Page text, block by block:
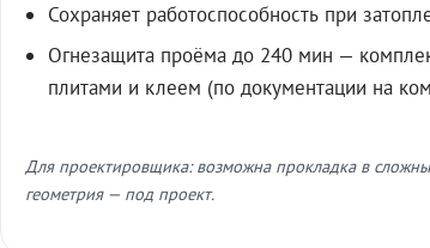
Сохраняет работоспособность при
Огнезащита проёма до 240 мин —
плитами и клеем (по документации на
Для проектировщика: возможна прокладка в
геометрия — под проект.